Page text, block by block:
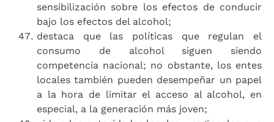
sensibilización sobre los efectos de conducir
bajo los efectos del alcohol;
destaca que las políticas que regulan el
consumo de alcohol siguen siendo
competencia nacional; no obstante, los entes
locales también pueden desempeñar un papel
a la hora de limitar el acceso al alcohol, en
especial, a la generación más joven;